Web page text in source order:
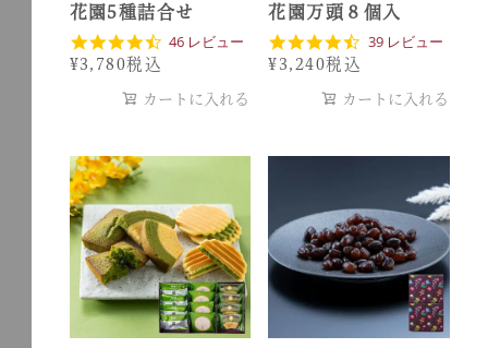
花園5種詰合せ
4
s
r
t
i
n
g
46 レビュー
¥3,780税込
カートに入れる
花園万頭８個入
4
s
r
t
i
n
g
39 レビュー
¥ 3,240税込
カートに入れる